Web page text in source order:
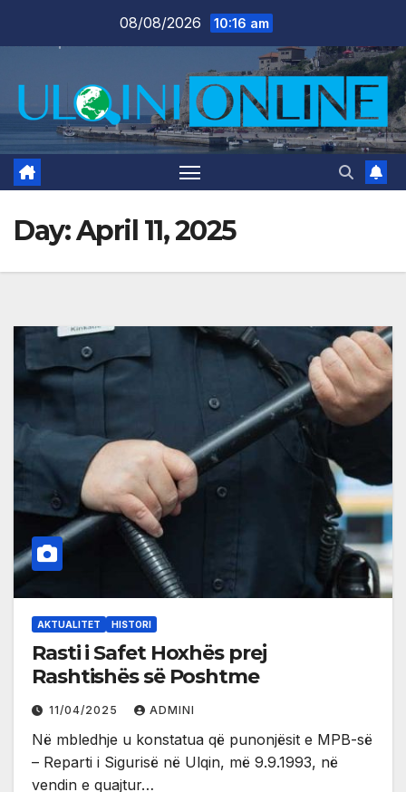
08/08/2026 10:16 am
Day:April 11, 2025
AKTUALITET HISTORI
Rasti i Safet Hoxhës prej
Rashtishës së Poshtme
11/04/2025 ADMINI
Në mbledhje u konstatua që punonjësit e MPB-së
– Reparti i Sigurisë në Ulqin, më 9.9.1993, në
vendin e quajtur…